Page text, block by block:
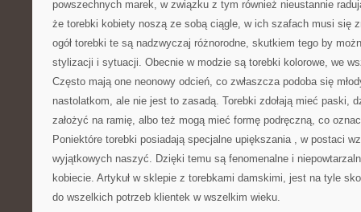
powszechnych marek, w związku z tym również nieustannie
że torebki kobiety noszą ze sobą ciągle, w ich szafach musi się
ogół torebki te są nadzwyczaj różnorodne, skutkiem tego by
stylizacji i sytuacji. Obecnie w modzie są torebki kolorowe, we
Często mają one neonowy odcień, co zwłaszcza podoba się
nastolatkom, ale nie jest to zasadą. Torebki zdołają mieć paski,
założyć na ramię, albo też mogą mieć formę podręczną, co
Poniektóre torebki posiadają specjalne upiększania , w postaci
wyjątkowych naszyć. Dzięki temu są fenomenalne i
kobiecie. Artykuł w sklepie z torebkami damskimi, jest na tyle
do wszelkich potrzeb klientek w wszelkim wieku.